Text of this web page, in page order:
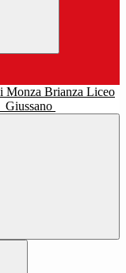
Liceo
Giussano